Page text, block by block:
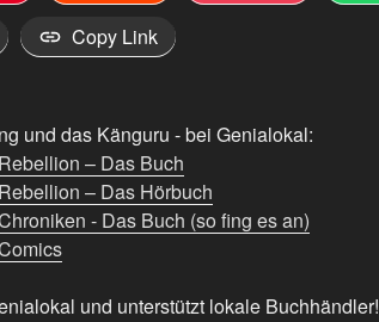
Copy Link
und das Känguru - bei Genialokal:
– Das Buch
– Das Hörbuch
- Das Buch (so fing es an)
und unterstützt lokale Buchhändler!